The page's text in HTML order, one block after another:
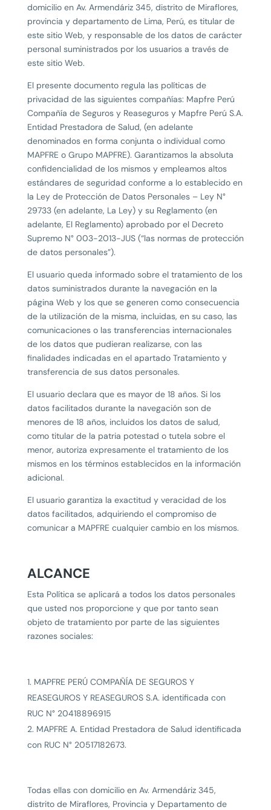
domicilio en Av. Armendáriz 345, distrito de Miraflores,
provincia y departamento de Lima, Perú, es titular de
este sitio Web, y responsable de los datos de carácter
personal suministrados por los usuarios a través de
este sitio Web.
El presente documento regula las políticas de
privacidad de las siguientes compañías: Mapfre Perú
Compañía de Seguros y Reaseguros y Mapfre Perú S.A.
Entidad Prestadora de Salud, (en adelante
denominados en forma conjunta o individual como
MAPFRE o Grupo MAPFRE). Garantizamos la absoluta
confidencialidad de los mismos y empleamos altos
estándares de seguridad conforme a lo establecido en
la Ley de Protección de Datos Personales – Ley N°
29733 (en adelante, La Ley) y su Reglamento (en
adelante, El Reglamento) aprobado por el Decreto
Supremo N° 003-2013-JUS (“las normas de protección
de datos personales”).
El usuario queda informado sobre el tratamiento de los
datos suministrados durante la navegación en la
página Web y los que se generen como consecuencia
de la utilización de la misma, incluidas, en su caso, las
comunicaciones o las transferencias internacionales
de los datos que pudieran realizarse, con las
finalidades indicadas en el apartado Tratamiento y
transferencia de sus datos personales.
El usuario declara que es mayor de 18 años. Si los
datos facilitados durante la navegación son de
menores de 18 años, incluidos los datos de salud,
como titular de la patria potestad o tutela sobre el
menor, autoriza expresamente el tratamiento de los
mismos en los términos establecidos en la información
adicional.
El usuario garantiza la exactitud y veracidad de los
datos facilitados, adquiriendo el compromiso de
comunicar a MAPFRE cualquier cambio en los mismos.
ALCANCE
Esta Política se aplicará a todos los datos personales
que usted nos proporcione y que por tanto sean
objeto de tratamiento por parte de las siguientes
razones sociales:
MAPFRE PERÚ COMPAÑÍA DE SEGUROS Y
REASEGUROS Y REASEGUROS S.A. identificada con
RUC N° 20418896915
MAPFRE A. Entidad Prestadora de Salud identificada
con RUC N° 20517182673.
Todas ellas con domicilio en Av. Armendáriz 345,
distrito de Miraflores, Provincia y Departamento de